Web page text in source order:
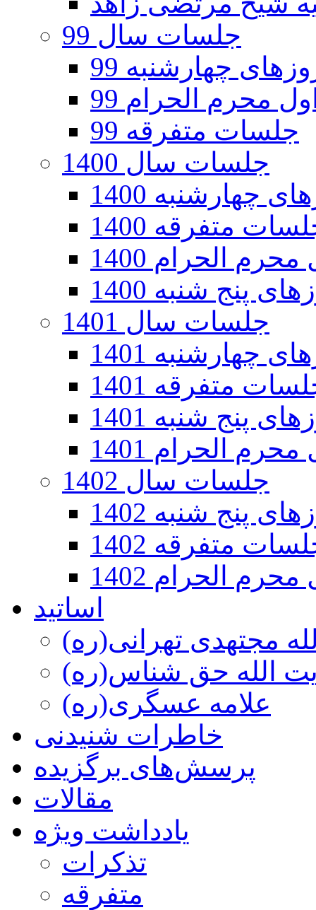
جلسات سال 99
چهارشنبه 99
محرم الحرام 99
جلسات متفرقه 99
جلسات سال 1400
چهارشنبه 1400
متفرقه 1400
الحرام 1400
پنج شنبه 1400
جلسات سال 1401
چهارشنبه 1401
متفرقه 1401
پنج شنبه 1401
الحرام 1401
جلسات سال 1402
پنج شنبه 1402
متفرقه 1402
الحرام 1402
اساتید
مجتهدی تهرانی(ره)
الله حق شناس(ره)
علامه عسگری(ره)
خاطرات شنیدنی
پرسش‌های برگزیده
مقالات
یادداشت ویژه
تذكرات
متفرقه